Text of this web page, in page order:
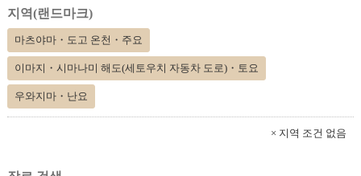
지역(랜드마크)
마츠야마・도고 온천・주요
이마지・시마나미 해도(세토우치 자동차 도로)・토요
우와지마・난요
× 지역 조건 없음